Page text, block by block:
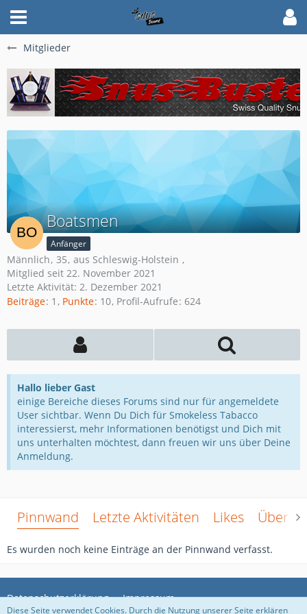
Mitglieder
Boatsmen
Anfänger
Männlich 35 aus Schleswig-Holstein
Mitglied seit 22. November 2021
Letzte Aktivität: 2. Dezember 2021
Beiträge 1 Punkte 10 Profil-Aufrufe 624
Hallo lieber Gast
einige Bereiche dieses Forums sind nur für angemeldete
User sichtbar. Wenn Du Dich für Smokeless Tabacco
interessierst, mehr Informationen benötigst und Dich mit
uns unterhalten möchtest, dann freuen wir uns über Deine
Anmeldung.
Pinnwand Letzte Aktivitäten Likes Über
Es wurden noch keine Einträge an der Pinnwand verfasst.
Datenschutzerklärung Impressum
Diese Seite verwendet Cookies. Durch die Nutzung unserer Seite erklären